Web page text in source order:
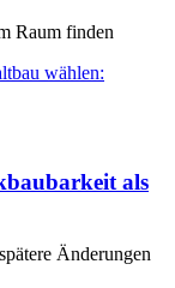
Raum finden
als
Änderungen